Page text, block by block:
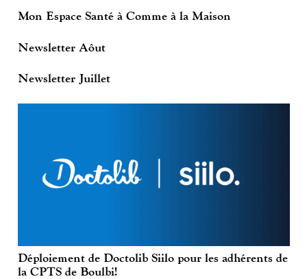
Mon Espace Santé à Comme à la Maison
Newsletter Aôut
Newsletter Juillet
Déploiement de Doctolib Siilo pour les adhérents de
la CPTS de Boulbi!